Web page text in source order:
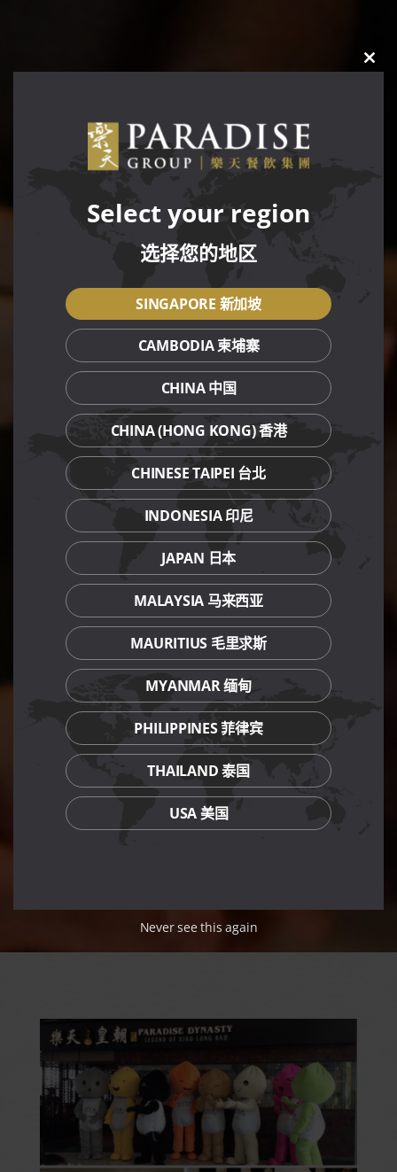
Select your region
选择您的地区
SINGAPORE 新加坡
CAMBODIA 柬埔寨
CHINA 中国
CHINA (HONG KONG) 香港
CHINESE TAIPEI 台北
INDONESIA 印尼
JAPAN 日本
MALAYSIA 马来西亚
MAURITIUS 毛里求斯
MYANMAR 缅甸
PHILIPPINES 菲律宾
THAILAND 泰国
USA 美国
Never see this again